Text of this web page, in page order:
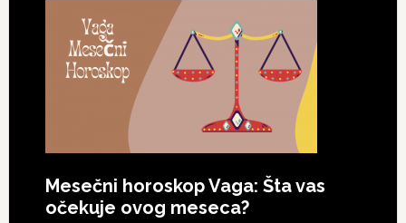
Mesečni horoskop Vaga: Šta vas
očekuje ovog meseca?